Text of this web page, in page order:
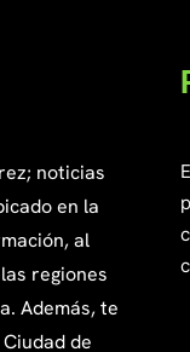
noticias
en la
al
regiones
Además, te
de